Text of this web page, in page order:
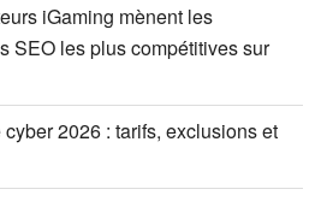
iGaming mènent les
SEO les plus compétitives sur
2026 : tarifs, exclusions et